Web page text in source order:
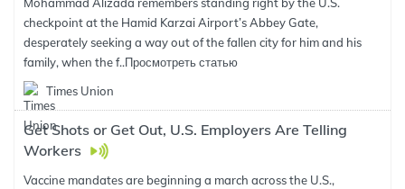
checkpoint at the Hamid Karzai Airport’s Abbey Gate,
desperately seeking a way out of the fallen city for him and his
family, when the f..Просмотреть статью
Times Union
Get Shots or Get Out, U.S. Employers Are Telling
Workers
Vaccine mandates are beginning a march across the U.S.,